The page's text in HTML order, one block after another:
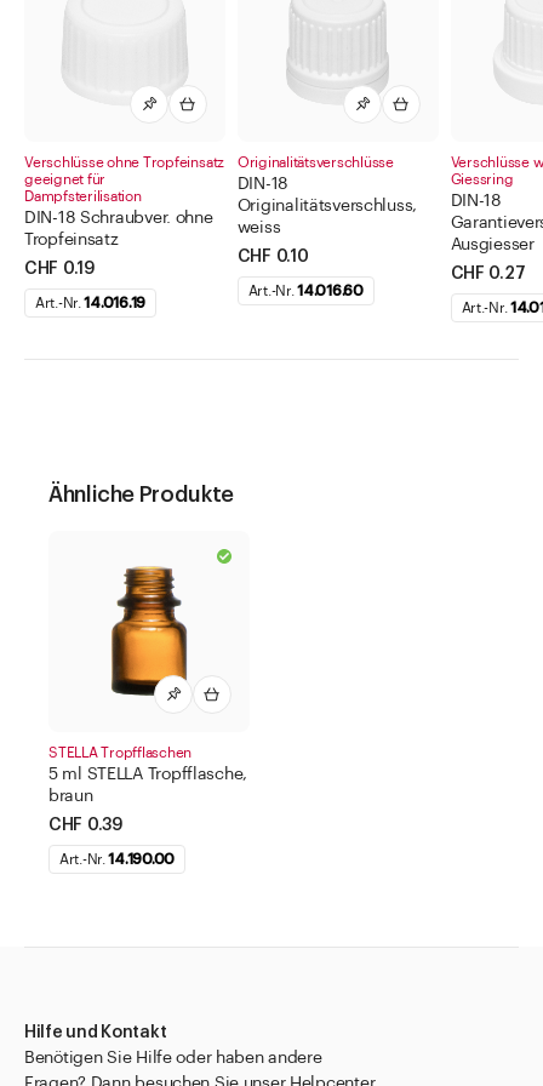
Anwendungen. Eine eigene Eingangskontrolle sowie die Prüfung der
Eignung für das jeweilige Füllgut bleiben erforderlich.
Verschlüsse ohne Tropfeinsatz
geeignet für
Dampfsterilisation
DIN-18 Schraubver. ohne
Tropfeinsatz
CHF 0.19
Art.-Nr.14.016.19
Originalitätsverschlüsse
DIN-18
Originalitätsverschluss,
weiss
CHF 0.10
Art.-Nr.14.016.60
Verschlüsse
Giessring
DIN-18
Ausgiesser
CHF 0.27
Art.-Nr.
Ähnliche Produkte
STELLA Tropfflaschen
5 ml STELLA Tropfflasche,
braun
CHF 0.39
Art.-Nr.14.190.00
Hilfe und Kontakt
Benötigen Sie Hilfe oder haben andere